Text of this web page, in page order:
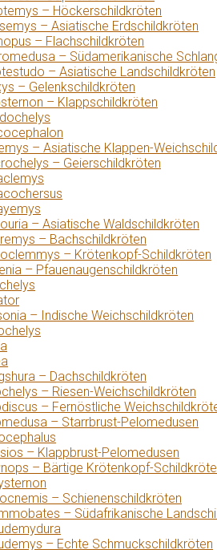
– Höckerschildkröten
– Asiatische Erdschildkröten
– Flachschildkröten
– Südamerikanische
– Asiatische Landschildkröten
– Gelenkschildkröten
– Klappschildkröten
– Asiatische Klappen-
– Geierschildkröten
– Asiatische Waldschildkröten
– Bachschildkröten
– Krötenkopf-Schildkröten
– Pfauenaugenschildkröten
– Indische Weichschildkröten
– Dachschildkröten
– Riesen-Weichschildkröten
– Fernöstliche
– Starrbrust-Pelomedusen
– Klappbrust-Pelomedusen
– Bärtige Krötenkopf-
– Schienenschildkröten
– Südafrikanische
– Echte Schmuckschildkröten